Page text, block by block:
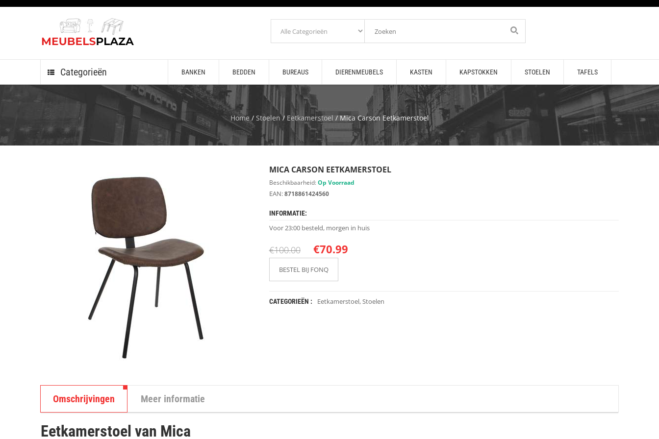
Categorieën BANKEN BEDDEN BUREAUS DIERENMEUBELS KASTEN KAPSTOKKEN STOELEN TAFELS
Home/ Stoelen/ Eetkamerstoel/ Mica Carson Eetkamerstoel
MICA CARSON EETKAMERSTOEL
Beschikbaarheid:Op Voorraad
EAN:8718861424560
INFORMATIE:
Voor 23:00 besteld, morgen in huis
€100.00 €70.99
BESTEL BIJ FONQ
CATEGORIEËN : Eetkamerstoel,Stoelen
Omschrijvingen Meer informatie
Eetkamerstoel van Mica